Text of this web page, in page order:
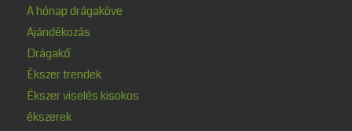
A hónap drágaköve
Ajándékozás
Drágakő
Ékszer trendek
Ékszer viselés kisokos
ékszerek